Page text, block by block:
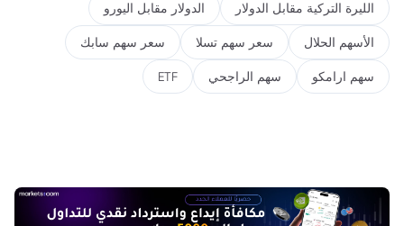
الليرة التركية مقابل الدولار الدولار مقابل اليورو
الأسهم الحلال سعر سهم تسلا سعر سهم سابك
سهم ارامكو سهم الراجحي ETF